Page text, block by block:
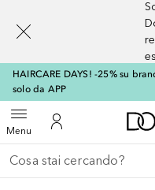
HAIRCARE DAYS! -25% su
solo da APP
MenuApri menuAl Mio Account
Torna indietro
Esegui ricerca